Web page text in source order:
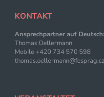
KONTAKT
Ansprechpartner auf Deutsch:
Thomas Oellermann
Mobile +420 734 570 598
thomas.oellermann@fesprag.cz